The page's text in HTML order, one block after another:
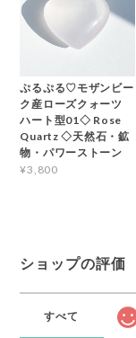
ぷるぷる♡モザンビー
ク産ローズクォーツ
ハート型01◇ Rose
Quartz ◇天然石・鉱
物・パワーストーン
¥3,800
ショップの評価
すべて